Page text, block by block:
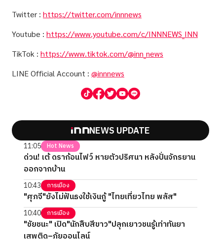
Twitter : https://twitter.com/innnews
Youtube : https://www.youtube.com/c/INNNEWS_INN
TikTok : https://www.tiktok.com/@inn_news
LINE Official Account : @innnews
NEWS UPDATE
11:05 Hot News
ด่วน! เต้ ดราก้อนไฟว์ หายตัวปริศนา หลังปั่นจักรยาน
ออกจากบ้าน
10:43 การเมือง
"ศุภจี"ยังไม่ฟันธงใช้เงินกู้ "ไทยเที่ยวไทย พลัส"
10:40 การเมือง
"ชัยชนะ" เปิด"นักสืบสีขาว"ปลุกเยาวชนรู้เท่าทันยา
เสพติด–ภัยออนไลน์